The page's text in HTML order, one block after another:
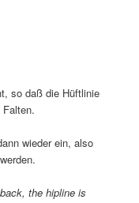
so daß die Hüftlinie
wieder ein, also
the hipline is